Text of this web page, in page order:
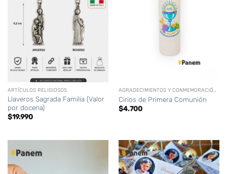
ARTÍCULOS RELIGIOSOS
Llaveros Sagrada Familia (Valor
por docena)
$19.990
AGRADECIMIENTOS Y CONMEMORACIÓN (DIFUNTOS)
Cirios de Primera Comunión
$4.700